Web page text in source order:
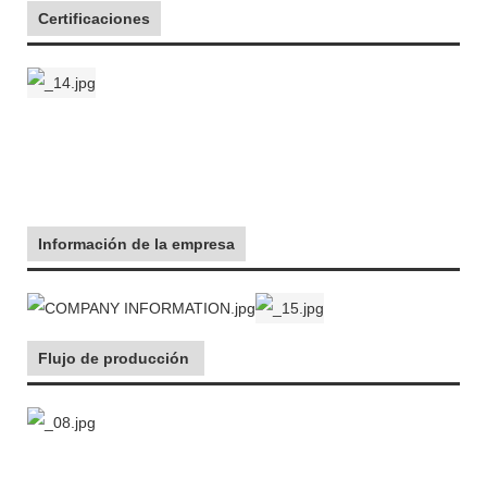
Certificaciones
Información de la empresa
Flujo de producción